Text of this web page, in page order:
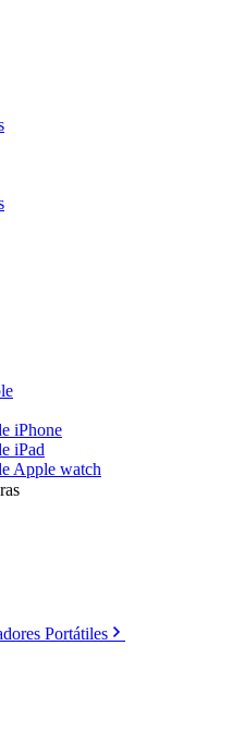
iPhone
iPad
Apple watch
Portátiles